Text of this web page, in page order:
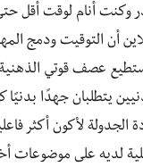
وكنت أنام لوقت أقل
أن التوقيت ودمج
عصف قوتي
يتطلبان جهدًا بدنيًا
الجدولة لأكون أكثر
لديه على موضوعات